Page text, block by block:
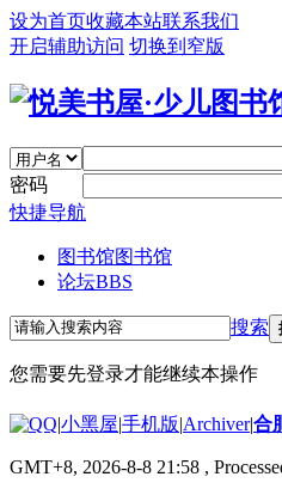
设为首页收藏本站联系我们
开启辅助访问 切换到窄版
密码
快捷导航
图书馆图书馆
论坛BBS
搜索
您需要先登录才能继续本操作
|小黑屋|手机版|Archiver|合
GMT+8, 2026-8-8 21:58 ,